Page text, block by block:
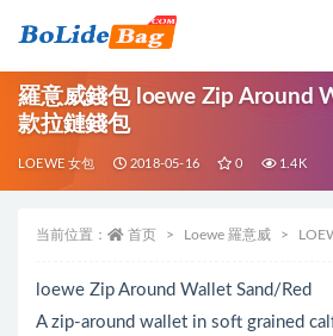
羅意威錢包 loewe Zip Around
款拉鏈錢包
LOEWE 女包 2018-05-16 0 1.4K
当前位置： 首页 Loewe 羅意威
loewe Zip Around Wallet Sand/Red
A zip-around wallet in soft grained